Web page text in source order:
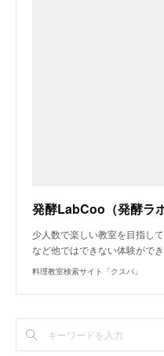
発酵LabCoo（発酵ラ
少人数で楽しい教室を目指し
など他ではできない体験ができ
料理教室検索サイト「クスパ」